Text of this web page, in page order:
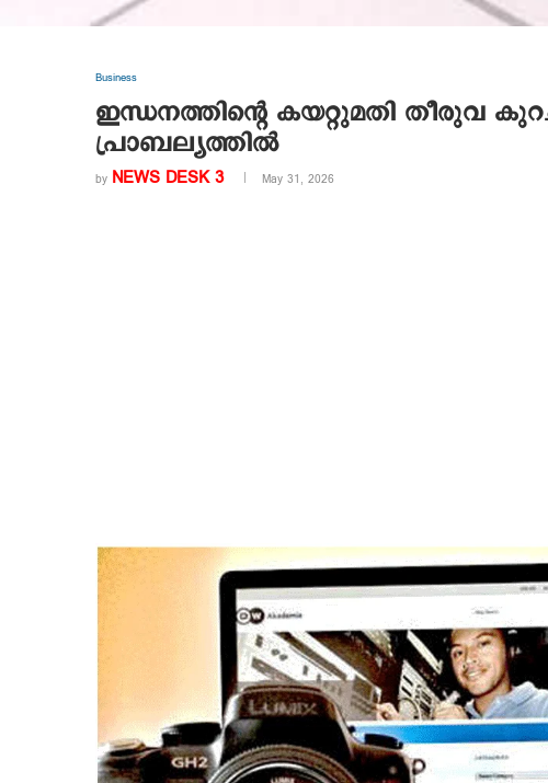
Business
ഇന്ധനത്തിന്റെ കയറ്റുമതി തീരുവ
പ്രാബല്യത്തിൽ
by NEWS DESK 3 May 31, 2026